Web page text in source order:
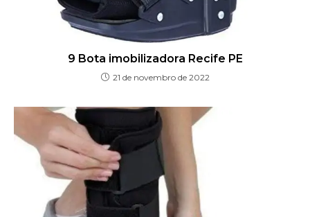
9 Bota imobilizadora Recife PE
21 de novembro de 2022